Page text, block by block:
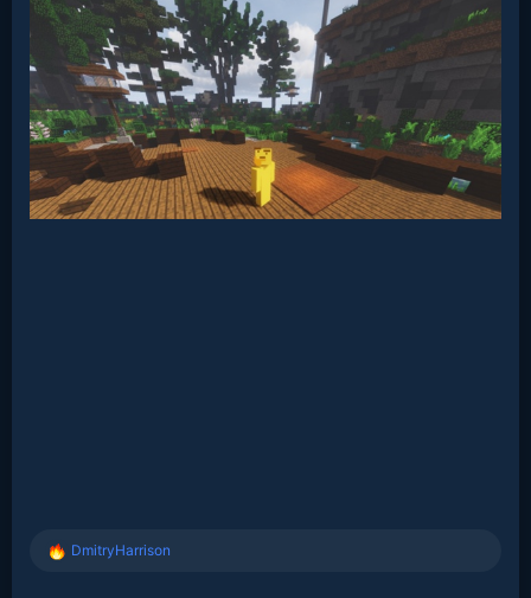
Р
DmitryHarrison